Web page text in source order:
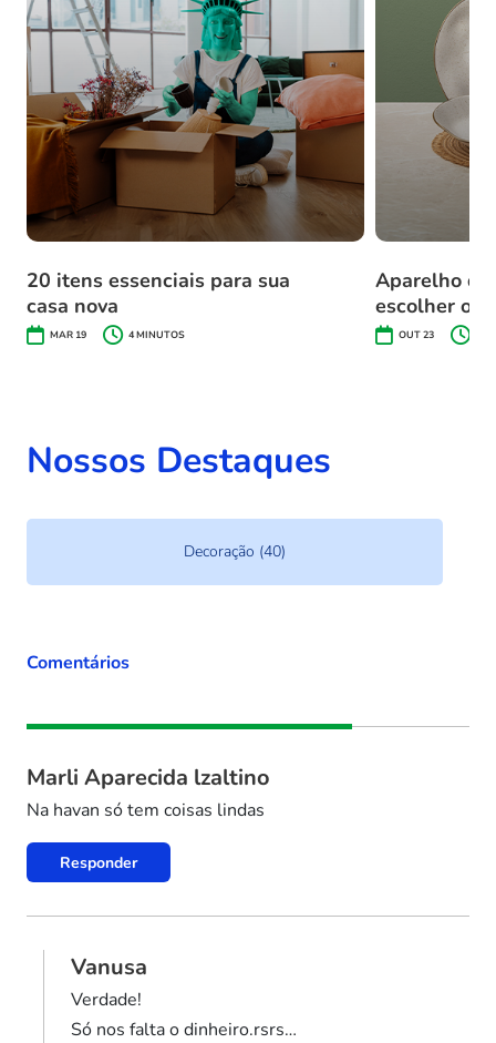
20 itens essenciais para sua
casa nova
MAR 19 4MINUTOS
Aparelho de
escolher o
OUT 23
Nossos Destaques
Decoração (40)
Comentários
Marli Aparecida lzaltino
Na havan só tem coisas lindas
Responder
Vanusa
Verdade!
Só nos falta o dinheiro.rsrs…